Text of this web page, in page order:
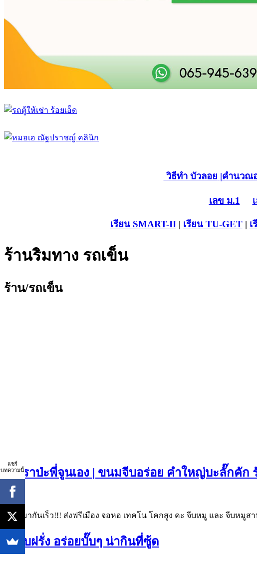
วิธีทำ บัวลอย |คำนวณ
เลข ม.1
เรียน SMART-II| เรียน TU-GET| เ
ร้านริมทาง รถเข็น
ร้าน/รถเข็น
จีบเราป่ะพี่จูนเอง | ขนมจีบอร่อย คำใหญ่บะลั๊กคัก
มาเหมากันเร็ว!!! ส่งฟรีเมือง จอหอ เทคโน โคกสูง คะ จีบหมู และ จีบหมูส
เคบับฝรั่ง อร่อยบั๊บๆ น่ากินที่ซู้ด
แชร์
บทความนี้